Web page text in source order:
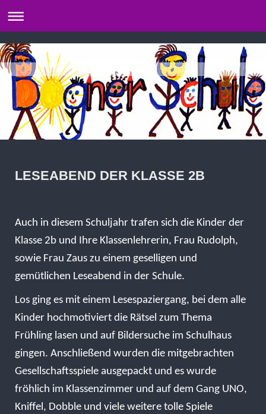
LESEABEND DER KLASSE 2B
Auch in diesem Schuljahr trafen sich die Kinder der
Klasse 2b und Ihre Klassenlehrerin, Frau Rudolph,
sowie Frau Zaus zu einem geselligen und
gemütlichen Leseabend in der Schule.
Los ging es mit einem Lesespaziergang, bei dem alle
Kinder hochmotiviert die Rätsel zum Thema
Frühling lasen und auf Bildersuche im Schulhaus
gingen. Anschließend wurden die mitgebrachten
Gesellschaftsspiele ausgepackt und es wurde
fröhlich im Klassenzimmer und auf dem Gang UNO,
Kniffel, Dobble und viele weitere tolle Spiele